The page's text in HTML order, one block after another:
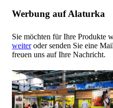
Werbung auf Alaturka
Sie möchten für Ihre Produkte
weiteroder senden Sie eine
freuen uns auf Ihre Nachricht.